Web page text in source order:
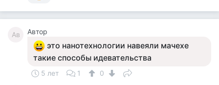
Ав Автор
это нанотехнологии навеяли мачехе
такие способы идевательства
5 лет 1 0